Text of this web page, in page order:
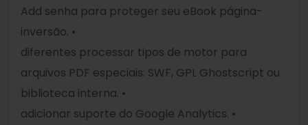
Add senha para proteger seu eBook página-
inversão. •
diferentes processar tipos de motor para
arquivos PDF especiais: SWF, GPL Ghostscript ou
biblioteca interna. •
adicionar suporte do Google Analytics. •